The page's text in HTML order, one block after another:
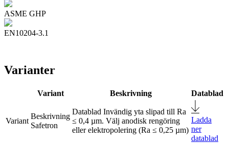
ASME GHP
EN10204-3.1
Varianter
Variant Beskrivning Datablad
Safetron
Invändig yta slipad till Ra
≤ 0,4 µm. Välj anodisk rengöring
eller elektropolering (Ra ≤ 0,25 µm)
Ladda
ner
datablad